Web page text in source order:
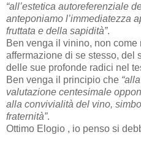
“all’estetica autoreferenziale
anteponiamo l’immediatezza
fruttata e della sapidità”.
Ben venga il vinino, non
affermazione di se stesso, del
delle sue profonde radici nel
Ben venga il principio che
valutazione centesimale
alla convivialità del vino,
fraternità”.
Ottimo Elogio , io penso si